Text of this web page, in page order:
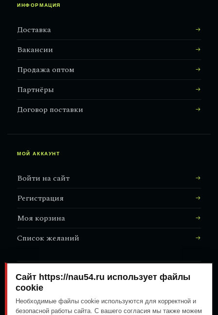
ИНФОРМАЦИЯ
Доставка
Вакансии
Продажа оптом
Партнёры
Договор поставки
МОЙ АККАУНТ
Войти на сайт
Регистрация
Моя корзина
Список желаний
АДРЕС МАГАЗИНА
Залесского, 8/1
Сайт https://nau54.ru использует файлы
cookie
Необходимые файлы cookie используются для корректной и
безопасной работы сайта. С вашего согласия мы также можем